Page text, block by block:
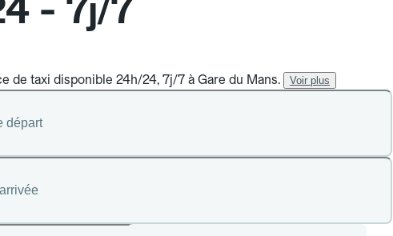
- 7j/7
de taxi disponible 24h/24, 7j/7 à Gare du Mans. Voir plus